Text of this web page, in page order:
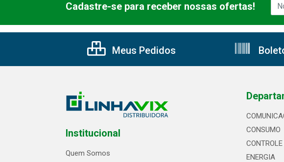
Cadastre-se para receber nossas ofertas!
Meus Pedidos
Institucional
Quem Somos
CONSUMO
ENERGIA